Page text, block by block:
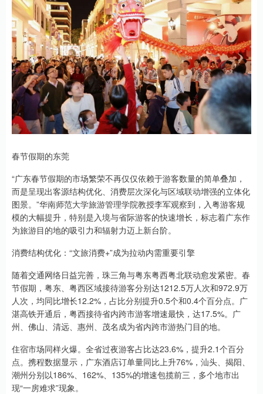
春节假期的东莞
“广东春节假期的市场繁荣不再仅仅依赖于游客数量的简单叠加，
而是呈现出客源结构优化、消费层次深化与区域联动增强的立体化
图景。”华南师范大学旅游管理学院教授李军观察到，入粤游客规
模的大幅提升，特别是入境与省际游客的快速增长，标志着广东作
为旅游目的地的吸引力和辐射力迈上新台阶。
消费结构优化：“文旅消费+”成为拉动内需重要引擎
随着交通网络日益完善，珠三角与粤东粤西粤北联动愈发紧密。春
节假期，粤东、粤西区域接待游客分别达1212.5万人次和972.9万
人次，均同比增长12.2%，占比分别提升0.5个和0.4个百分点。广
湛高铁开通后，粤西接待省内跨市游客增速最快，达17.5%。广
州、佛山、清远、惠州、茂名成为省内跨市游热门目的地。
住宿市场同样火爆。全省过夜游客占比达23.6%，提升2.1个百分
点。携程数据显示，广东酒店订单量同比上升76%，汕头、揭阳、
潮州分别以186%、162%、135%的增速包揽前三，多个地市出
现“一房难求”现象。